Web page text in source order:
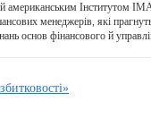
Інститутом
менеджерів, які
основ фінансового й